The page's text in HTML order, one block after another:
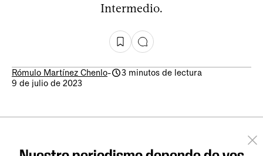
Intermedio.
Rómulo Martínez Chenlo-
3 minutos de lectura
9 de julio de 2023